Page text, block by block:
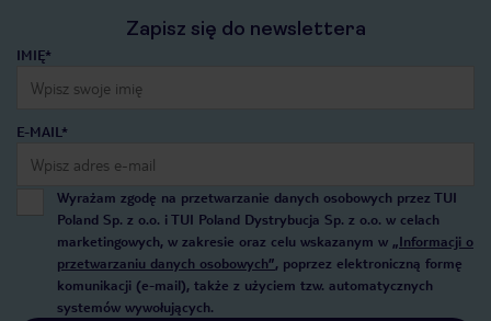
Zapisz się do newslettera
IMIĘ*
E-MAIL*
Wyrażam zgodę na przetwarzanie danych osobowych przez TUI
Poland Sp. z o.o. i TUI Poland Dystrybucja Sp. z o.o. w celach
marketingowych, w zakresie oraz celu wskazanym w „Informacji o
przetwarzaniu danych osobowych”, poprzez elektroniczną formę
komunikacji (e-mail), także z użyciem tzw. automatycznych
systemów wywołujących.